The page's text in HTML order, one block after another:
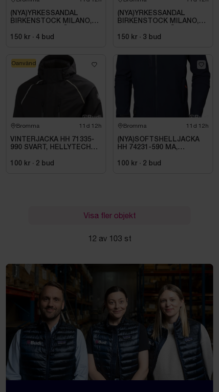
(NYA)YRKESSANDAL
BIRKENSTOCK MILANO,
SVART. STL 42
150 kr · 4 bud
(NYA)YRKESSANDAL
BIRKENSTOCK MILANO,
SVART. STL 42
150 kr · 3 bud
Bromma 11d 12h
VINTERJACKA HH 71335-
990 SVART, HELLYTECH
100 kr · 2 bud
Oanvänd
Bromma 11d 12h
(NYA)SOFTSHELLJACKA
HH 74231-590 MA,
100 kr · 2 bud
Visa fler objekt
12 av 103 st